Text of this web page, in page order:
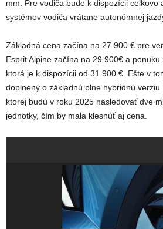
mm. Pre vodiča bude k dispozícii celkovo
systémov vodiča vrátane autonómnej
Základná cena začína na 27 900 € pre
Esprit Alpine začína na 29 900€ a ponuku
ktorá je k dispozícii od 31 900 €. Ešte v
doplnený o základnú plne hybridnú verziu
ktorej budú v roku 2025 nasledovať dve
jednotky, čím by mala klesnúť aj cena.